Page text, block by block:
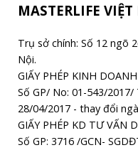
MASTERLIFE
Trụ sở chính: Số 12 ngõ
Nội.
GIẤY PHÉP KINH
Số GP/ No: 01-543/
28/04/2017 - thay đổi
GIẤY PHÉP KD TƯ VẤN
Số GP: 3716 /GCN-